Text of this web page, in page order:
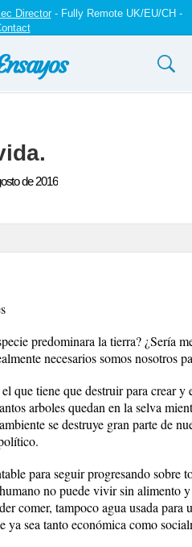
Director- Fully Remote UK/EU/CH -
de 2016
predominara la tierra? ¿Sería
necesarios somos nosotros
que tiene que destruir para crear
arboles quedan en la selva
se destruye gran parte de
para seguir progresando sobre
no puede vivir sin alimento
comer, tampoco agua usada para
ya sea tanto económica como